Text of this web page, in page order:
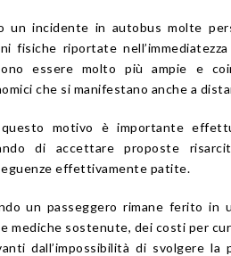
un incidente in autobus molte
fisiche riportate
essere molto più ampie e
che si manifestano anche a
motivo è importante
di accettare proposte
effettivamente patite.
un passeggero rimane ferito
mediche sostenute, dei costi per
dall’impossibilità di svolgere